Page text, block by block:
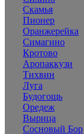
Скамья
Пионер
Оранжерейка
Симагино
Кротово
Аропаккузи
Тихвин
Луга
Будогощь
Оредеж
Вырица
Сосновый Бор